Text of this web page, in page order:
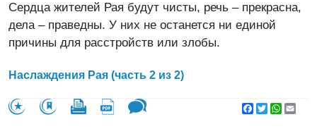
Сердца жителей Рая будут чисты, речь – прекрасна,
дела – праведны. У них не останется ни единой
причины для расстройств или злобы.
Наслаждения Рая (часть 2 из 2)
Facebook
Twitter